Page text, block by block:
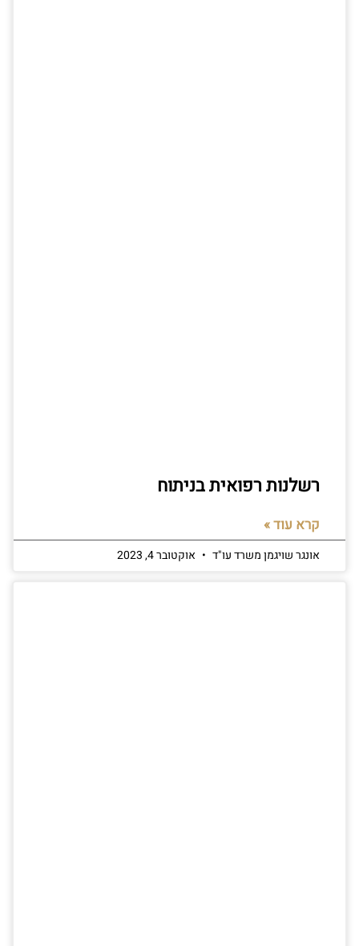
רשלנות רפואית בניתוח
קרא עוד »
אונגר שויגמן משרד עו"ד אוקטובר 4, 2023